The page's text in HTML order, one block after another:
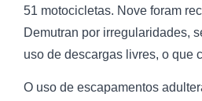
51 motocicletas. Nove foram
Demutran por irregularidades,
uso de descargas livres, o que
O uso de escapamentos